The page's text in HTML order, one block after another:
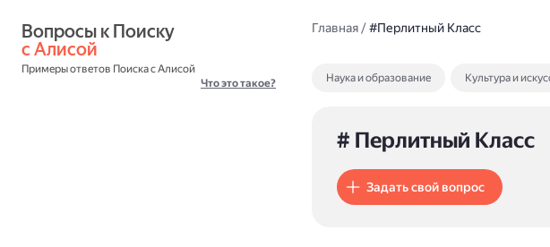
с Алисой
Примеры ответов Поиска с Алисой
Что это такое?
Главная/#Перлитный Класс
Наука и образование Культура и
# Перлитный Класс
Задать свой вопрос